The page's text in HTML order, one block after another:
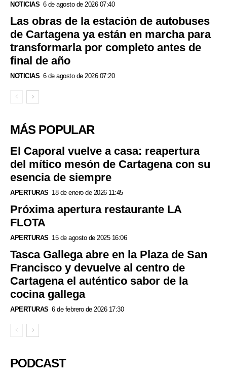
NOTICIAS 6 de agosto de 2026 07:40
Las obras de la estación de autobuses
de Cartagena ya están en marcha para
transformarla por completo antes de
final de año
NOTICIAS 6 de agosto de 2026 07:20
MÁS POPULAR
El Caporal vuelve a casa: reapertura
del mítico mesón de Cartagena con su
esencia de siempre
APERTURAS 18 de enero de 2026 11:45
Próxima apertura restaurante LA
FLOTA
APERTURAS 15 de agosto de 2025 16:06
Tasca Gallega abre en la Plaza de San
Francisco y devuelve al centro de
Cartagena el auténtico sabor de la
cocina gallega
APERTURAS 6 de febrero de 2026 17:30
PODCAST